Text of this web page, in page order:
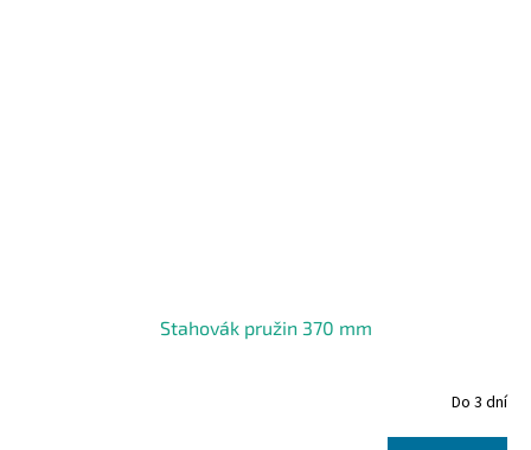
Stahovák pružin 370 mm
Do 3 dní